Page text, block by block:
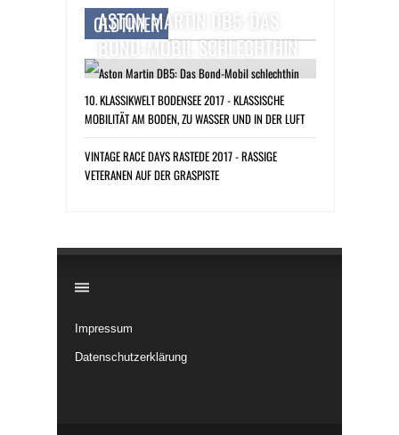
OLDTIMER
ASTON MARTIN DB5: DAS
BOND-MOBIL SCHLECHTHIN
10. KLASSIKWELT BODENSEE 2017 - KLASSISCHE
MOBILITÄT AM BODEN, ZU WASSER UND IN DER LUFT
VINTAGE RACE DAYS RASTEDE 2017 - RASSIGE
VETERANEN AUF DER GRASPISTE
Impressum
Datenschutzerklärung